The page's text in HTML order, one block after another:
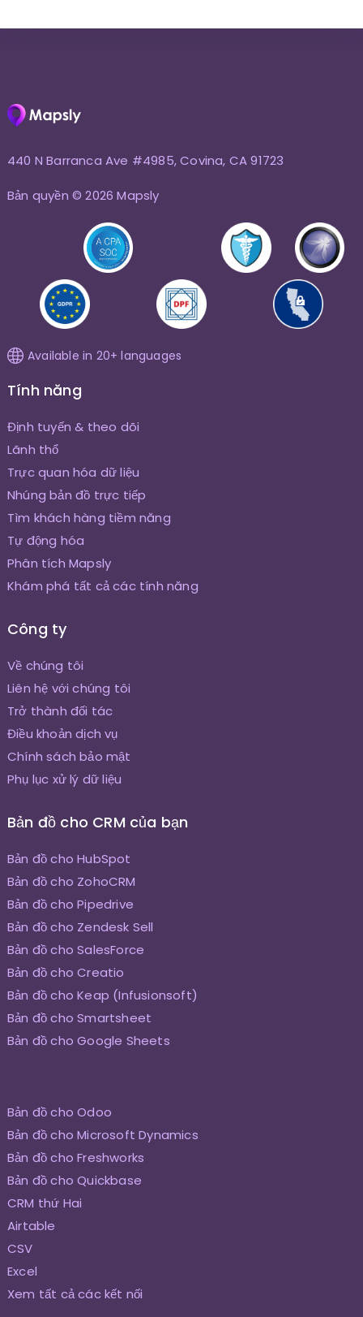
440 N Barranca Ave #4985, Covina, CA 91723
Bản quyền © 2026 Mapsly
Available in 20+ languages
Tính năng
Định tuyến & theo dõi
Lãnh thổ
Trực quan hóa dữ liệu
Nhúng bản đồ trực tiếp
Tìm khách hàng tiềm năng
Tự động hóa
Phân tích Mapsly
Khám phá tất cả các tính năng
Công ty
Về chúng tôi
Liên hệ với chúng tôi
Trở thành đối tác
Điều khoản dịch vụ
Chính sách bảo mật
Phụ lục xử lý dữ liệu
Bản đồ cho CRM của bạn
Bản đồ cho HubSpot
Bản đồ cho ZohoCRM
Bản đồ cho Pipedrive
Bản đồ cho Zendesk Sell
Bản đồ cho SalesForce
Bản đồ cho Creatio
Bản đồ cho Keap (Infusionsoft)
Bản đồ cho Smartsheet
Bản đồ cho Google Sheets
Bản đồ cho Odoo
Bản đồ cho Microsoft Dynamics
Bản đồ cho Freshworks
Bản đồ cho Quickbase
CRM thứ Hai
Airtable
CSV
Excel
Xem tất cả các kết nối